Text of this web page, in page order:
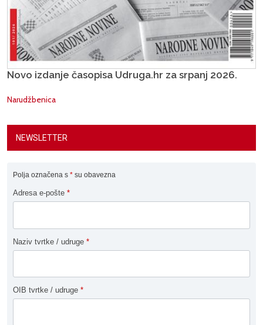
Novo izdanje časopisa Udruga.hr za srpanj 2026.
Narudžbenica
NEWSLETTER
Polja označena s * su obavezna
Adresa e-pošte *
Naziv tvrtke / udruge *
OIB tvrtke / udruge *